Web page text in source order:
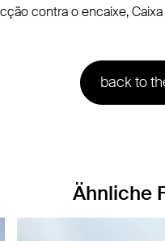
contra o encaixe,
back to
Ähnliche